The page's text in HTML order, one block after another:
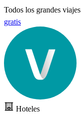
Todos los grandes viajes
gratis
Hoteles